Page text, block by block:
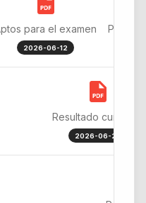
para el examen
2026-06-12
Post
Resultado curricular
2026-06-22